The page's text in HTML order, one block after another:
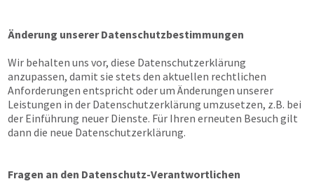
Änderung unserer Datenschutzbestimmungen
Wir behalten uns vor, diese Datenschutzerklärung
anzupassen, damit sie stets den aktuellen rechtlichen
Anforderungen entspricht oder um Änderungen unserer
Leistungen in der Datenschutzerklärung umzusetzen, z.B. bei
der Einführung neuer Dienste. Für Ihren erneuten Besuch gilt
dann die neue Datenschutzerklärung.
Fragen an den Datenschutz-Verantwortlichen